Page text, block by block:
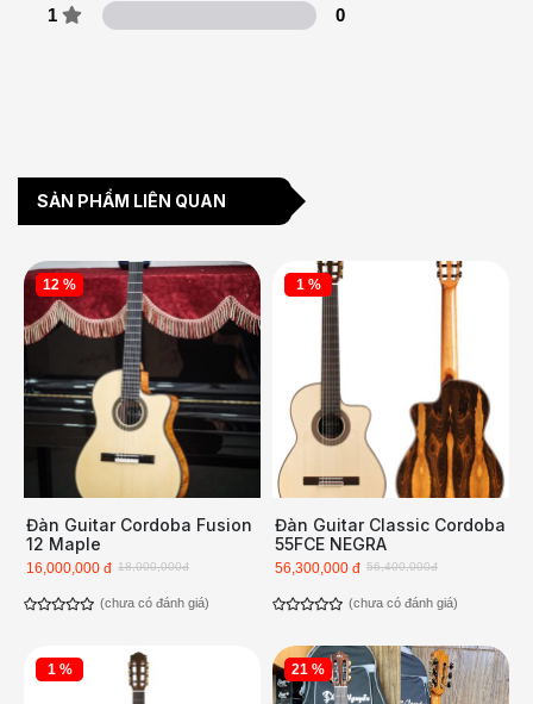
1 0
SẢN PHẨM LIÊN QUAN
12 %
Đàn Guitar Cordoba Fusion
12 Maple
18,000,000đ
16,000,000 đ
(chưa có đánh giá)
1 %
Đàn Guitar Classic Cordoba
55FCE NEGRA
56,400,000đ
56,300,000 đ
(chưa có đánh giá)
1 % 21 %